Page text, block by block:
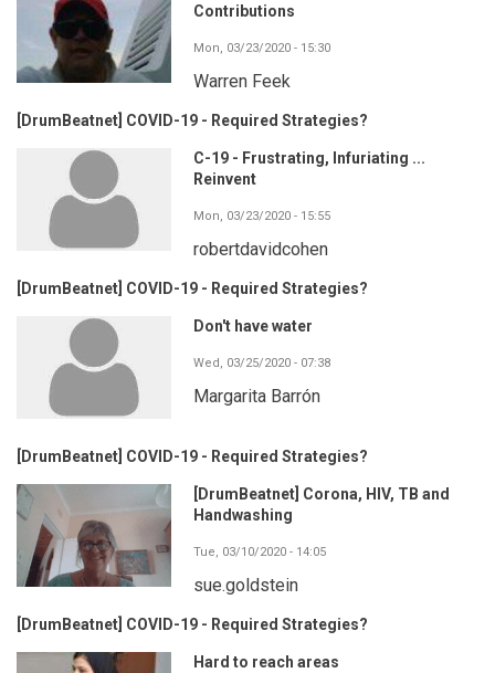
Contributions
Mon, 03/23/2020 - 15:30
Warren Feek
[DrumBeatnet] COVID-19 - Required Strategies?
C-19 - Frustrating, Infuriating ...
Reinvent
Mon, 03/23/2020 - 15:55
robertdavidcohen
[DrumBeatnet] COVID-19 - Required Strategies?
Don't have water
Wed, 03/25/2020 - 07:38
Margarita Barrón
[DrumBeatnet] COVID-19 - Required Strategies?
[DrumBeatnet] Corona, HIV, TB and
Handwashing
Tue, 03/10/2020 - 14:05
sue.goldstein
[DrumBeatnet] COVID-19 - Required Strategies?
Hard to reach areas